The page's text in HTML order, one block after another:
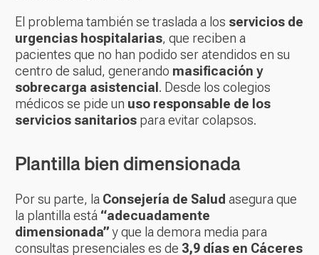
El problema también se traslada a los servicios de
urgencias hospitalarias, que reciben a
pacientes que no han podido ser atendidos en su
centro de salud, generando masificación y
sobrecarga asistencial . Desde los colegios
médicos se pide un uso responsable de los
servicios sanitarios para evitar colapsos.
Plantilla bien dimensionada
Por su parte, la Consejería de Salud asegura que
la plantilla está “adecuadamente
dimensionada”y que la demora media para
consultas presenciales es de 3,9 días en Cáceres